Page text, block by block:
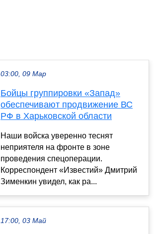
03:00, 09 Мар
Бойцы группировки «Запад»
обеспечивают продвижение ВС
РФ в Харьковской области
Наши войска уверенно теснят
неприятеля на фронте в зоне
проведения спецоперации.
Корреспондент «Известий» Дмитрий
Зименкин увидел, как ра...
17:00, 03 Май